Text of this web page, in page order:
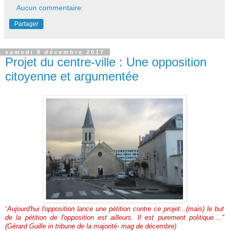
Aucun commentaire:
Partager
samedi 9 décembre 2017
Projet du centre-ville : Une opposition
citoyenne et argumentée
“Aujourd'hui l'opposition lance une pétition contre ce projet...(mais) le but
de la pétition de l'opposition est ailleurs. Il est purement politique....”
(Gérard Guille in tribune de la majorité- mag de décembre)